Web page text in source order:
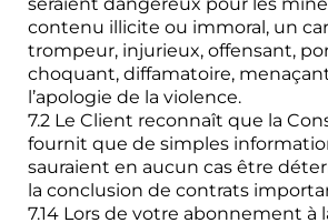
contenu illicite ou immoral, un
trompeur, injurieux, offensant,
choquant, diffamatoire,
l’apologie de la violence.
7.2 Le Client reconnaît que la
fournit que de simples
sauraient en aucun cas être
la conclusion de contrats
7.14 Lors de votre abonnement à